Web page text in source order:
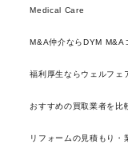
Medical Care
M&A仲介ならDYM M&A
福利厚生ならウェルフェ
おすすめの買取業者を比
リフォームの見積もり・